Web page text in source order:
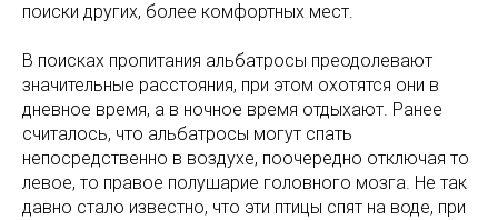
поиски других, более комфортных мест.
В поисках пропитания альбатросы преодолевают
значительные расстояния, при этом охотятся они в
дневное время, а в ночное время отдыхают. Ранее
считалось, что альбатросы могут спать
непосредственно в воздухе, поочередно отключая то
левое, то правое полушарие головного мозга. Не так
давно стало известно, что эти птицы спят на воде, при